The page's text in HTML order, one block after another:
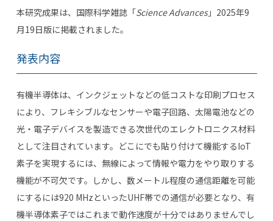
本研究成果は、国際科学雑誌「Science Advances」 2025年9
月19日版に掲載されました。
発表内容
有機半導体は、インクジェットなどの低コストな印刷プロセス
により、フレキシブルなセンサーや電子回路、太陽電池などの
光・電子デバイスを製造できる次世代のエレクトロニクス材料
として注目されています。どこにでも貼り付けて機能するIoT
素子を実現するには、無線によって情報や電力をやり取りする
機能が不可欠です。しかし、数メートル程度の通信距離を可能
にするには920 MHz といったUHF帯での通信が必要となり、有
機半導体素子ではこれまで動作速度が十分ではありませんでし